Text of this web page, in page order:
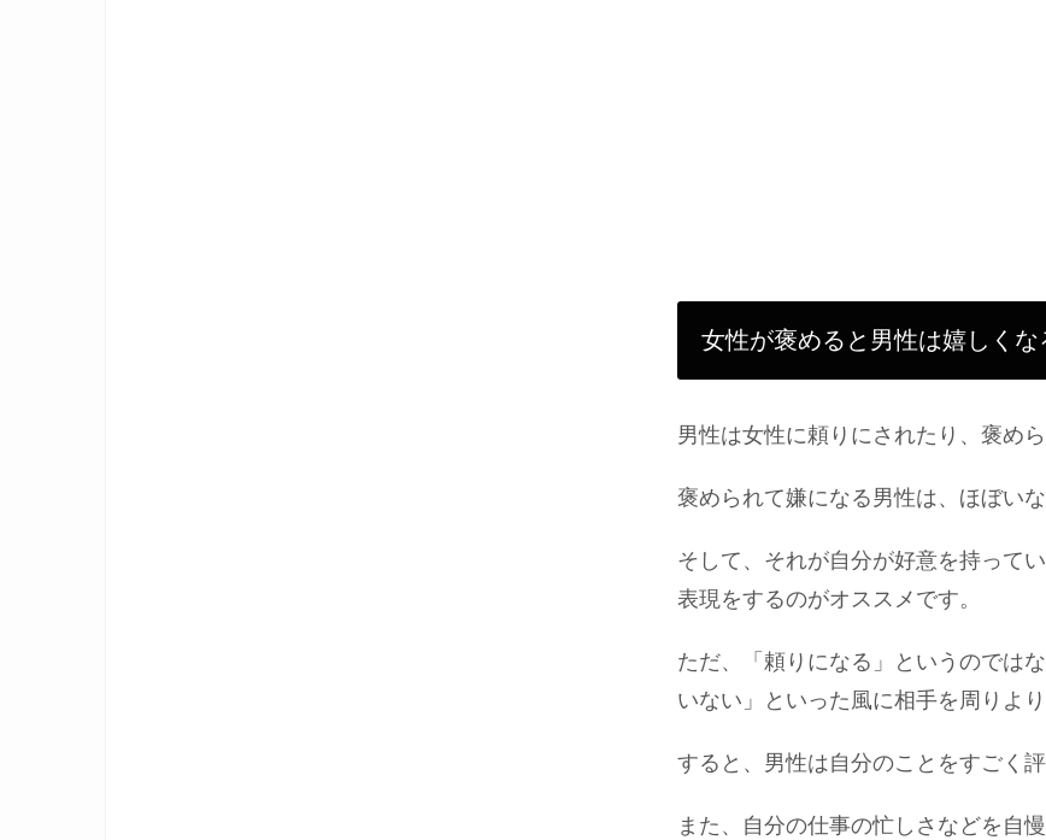
女性が褒めると男性は嬉しく
男性は女性に頼りにされたり、褒め
褒められて嫌になる男性は、ほぼいな
そして、それが自分が好意を持って
表現をするのがオススメです。
ただ、「頼りになる」というのでは
いない」といった風に相手を周りよ
すると、男性は自分のことをすごく
また、自分の仕事の忙しさなどを自